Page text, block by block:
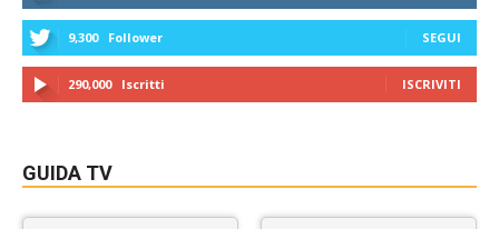
9,300 Follower SEGUI
290,000 Iscritti ISCRIVITI
GUIDA TV